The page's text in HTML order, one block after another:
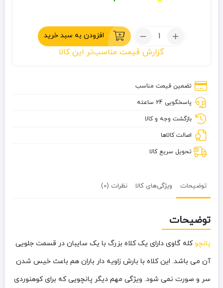
تعداد:
کله
افزودن به سبد خرید
گزارش قیمت مناسب‌تر این کالا
تضمین قیمت مناسب
پاسخگویی 24 ساعته
بازگشت وجه و کالا
اصالت کالاها
تحویل سریع کالا
توضیحات ویژگی‌های کالا نظرات (0)
توضیحات
پانچوکله گاوی دارای یک کلاه بزرگ با یک سایبان در قسمت جلویی
آن می باشد. این کلاه با بارش زاویه دار باران هم باعث خیس شدن
سر و صورت نمی شود. ویژگی مهم دیگر پانچویی که برای کوهنوردی